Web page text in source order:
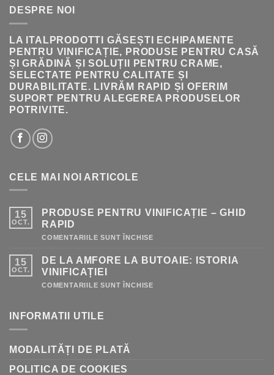
DESPRE NOI
LA ITALPRODOTTI GĂSEȘTI ECHIPAMENTE
PENTRU VINIFICAȚIE, PRODUSE PENTRU CASĂ
ȘI GRĂDINĂ ȘI SOLUȚII PENTRU CRAME,
SELECTATE PENTRU CALITATE ȘI
DURABILITATE. LIVRĂM RAPID ȘI OFERIM
SUPORT PENTRU ALEGEREA PRODUSELOR
POTRIVITE.
CELE MAI NOI ARTICOLE
15
OCT.
PRODUSE PENTRU VINIFICAȚIE – GHID
RAPID
COMENTARIILE SUNT ÎNCHISE
VINIFICAȚIE
15
OCT.
DE LA AMFORE LA BUTOAIE: ISTORIA
VINIFICAȚIEI
COMENTARIILE SUNT ÎNCHISE
INFORMATII UTILE
MODALITĂȚI DE PLATĂ
POLITICA DE COOKIES